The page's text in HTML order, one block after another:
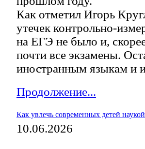
Как отметил Игорь
утечек контрольно-
на ЕГЭ не было и,
почти все экзамены.
иностранным языкам и
Продолжение...
Как увлечь современных детей
10.06.2026